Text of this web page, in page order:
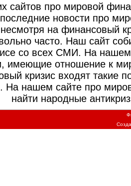
сайтов про мировой
новости про
на финансовый
часто. Наш сайт
со всех СМИ. На нашем
имеющие отношение к
кризис входят такие
На нашем сайте про
найти народные